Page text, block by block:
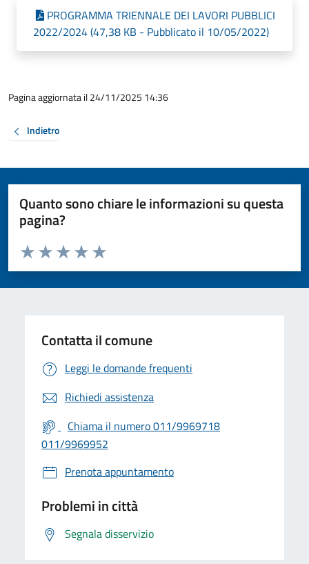
PROGRAMMA TRIENNALE DEI LAVORI PUBBLICI
2022/2024 (47,38 KB - Pubblicato il 10/05/2022)
Pagina aggiornata il 24/11/2025 14:36
Indietro
Quanto sono chiare le informazioni su questa
pagina?
Valuta da 1 a 5 stelle la pagina
Valuta 5 stelle su 5
Valuta 4 stelle su 5
Valuta 3 stelle su 5
Valuta 2 stelle su 5
Valuta 1 stelle su 5
Contatta il comune
Leggi le domande frequenti
Richiedi assistenza
Chiama il numero 011/9969718
011/9969952
Prenota appuntamento
Problemi in città
Segnala disservizio